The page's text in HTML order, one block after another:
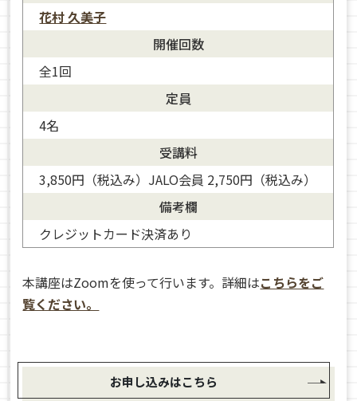
花村 久美子
開催回数
全1回
定員
4名
受講料
3,850円（税込み）JALO会員 2,750円（税込み）
備考欄
クレジットカード決済あり
本講座はZoomを使って行います。詳細はこちらをご
覧ください。
お申し込みはこちら